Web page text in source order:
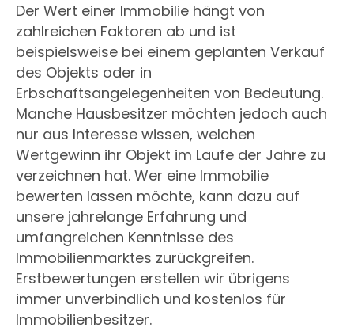
Der Wert einer Immobilie hängt von
zahlreichen Faktoren ab und ist
beispielsweise bei einem geplanten Verkauf
des Objekts oder in
Erbschaftsangelegenheiten von Bedeutung.
Manche Hausbesitzer möchten jedoch auch
nur aus Interesse wissen, welchen
Wertgewinn ihr Objekt im Laufe der Jahre zu
verzeichnen hat. Wer eine Immobilie
bewerten lassen möchte, kann dazu auf
unsere jahrelange Erfahrung und
umfangreichen Kenntnisse des
Immobilienmarktes zurückgreifen.
Erstbewertungen erstellen wir übrigens
immer unverbindlich und kostenlos für
Immobilienbesitzer.